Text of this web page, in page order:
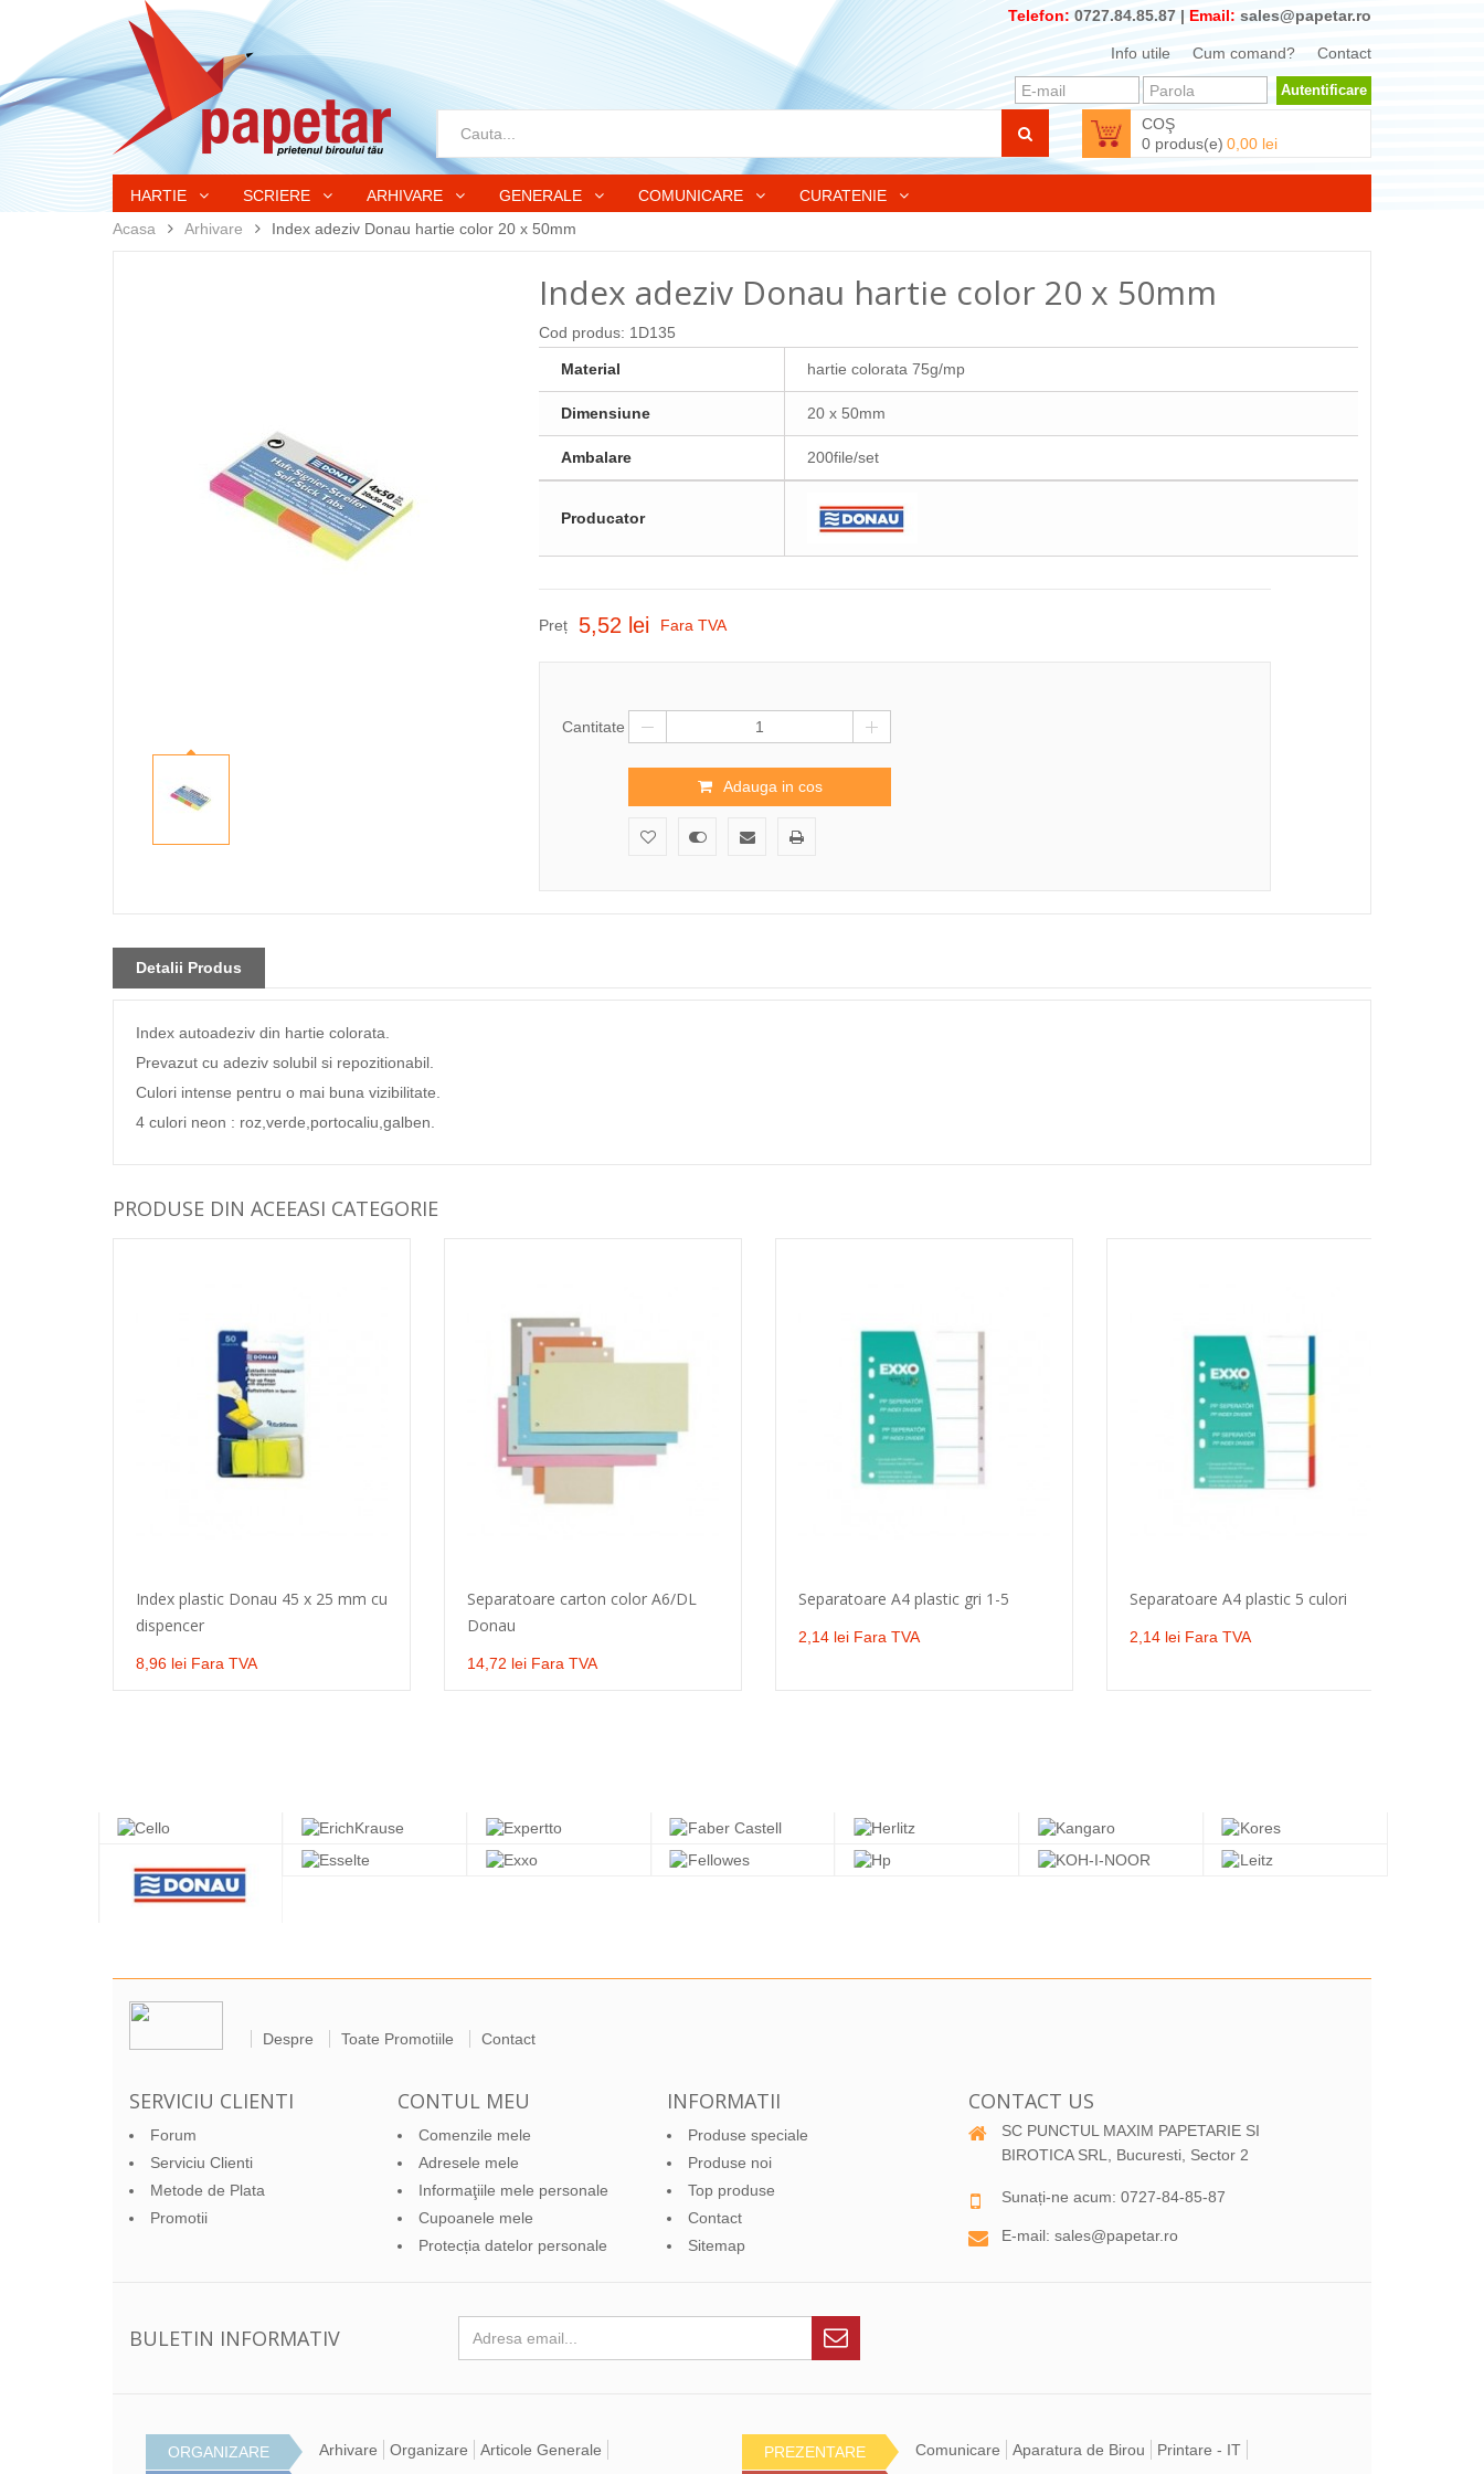
Telefon: 0727.84.85.87 | Email: sales@papetar.ro
Info utile Cum comand? Contact
Autentificare
COŞ
0 produs(e) 0,00 lei
HARTIE SCRIERE ARHIVARE GENERALE COMUNICARE
CURATENIE
Acasa
Arhivare Index adeziv Donau hartie color 20 x 50mm
Index adeziv Donau hartie color 20 x 50mm
Cod produs: 1D135
Material hartie colorata 75g/mp
Dimensiune 20 x 50mm
Ambalare 200file/set
Producator
Preț 5,52 lei Fara TVA
Cantitate
Adauga in cos
Detalii Produs
Index autoadeziv din hartie colorata.
Prevazut cu adeziv solubil si repozitionabil.
Culori intense pentru o mai buna vizibilitate.
4 culori neon : roz,verde,portocaliu,galben.
PRODUSE DIN ACEEASI CATEGORIE
Selecteaza optiune
Index plastic Donau 45 x 25 mm cu
dispencer
8,96 lei Fara TVA
Separatoare carton color A6/DL
Donau
14,72 lei Fara TVA
Adaugă în coş
Separatoare A4 plastic gri 1-5
2,14 lei Fara TVA Adaugă în coş
Separatoare A4 plastic 5 culori
2,14 lei Fara TVA
Despre Toate Promotiile Contact
SERVICIU CLIENTI
Forum
Serviciu Clienti
Metode de Plata
Promotii
CONTUL MEU
Comenzile mele
Adresele mele
Informaţiile mele personale
Cupoanele mele
Protecția datelor personale
INFORMATII
Produse speciale
Produse noi
Top produse
Contact
Sitemap
CONTACT US
SC PUNCTUL MAXIM PAPETARIE SI
BIROTICA SRL, Bucuresti, Sector 2
Sunați-ne acum: 0727-84-85-87
E-mail: sales@papetar.ro
BULETIN INFORMATIV
ORGANIZARE Arhivare Organizare Articole Generale PREZENTARE Comunicare Aparatura de Birou Printare - IT